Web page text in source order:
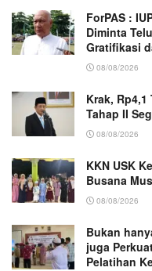
ForPAS :
Diminta
Gratifikasi
08/08/2026
Krak, Rp4,1
Tahap II
08/08/2026
KKN USK
Busana
08/08/2026
Bukan
juga
Pelatihan